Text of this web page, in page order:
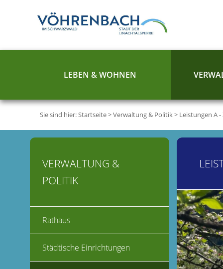
LEBEN & WOHNEN
Sie sind hier:Startseite>Verwaltung & Politik> Leistungen A -
VERWALTUNG &
POLITIK
Rathaus
Städtische Einrichtungen